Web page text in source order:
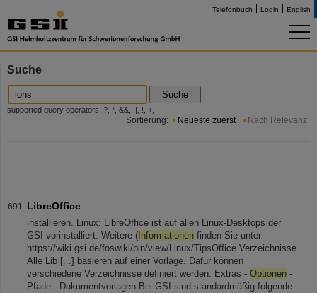
Telefonbuch Login English
Suche
Suche
supported query operators: ?, *, &&, ||, !, +, -
Sortierung: Neueste zuerst Nach Relevanz
LibreOffice
installieren. Linux: LibreOffice ist auf allen Linux-Desktops der
GSI vorinstalliert. Weitere ( Informationen finden Sie unter
https://wiki.gsi.de/foswiki/bin/view/Linux/TipsOffice Verzeichnisse
Alle Lib [...] basieren auf einer Vorlage. Dafür können
verschiedene Verzeichnisse definiert werden. Extras - Optionen -
Pfade - Dokumentvorlagen Bei GSI sind standardmäßig folgende